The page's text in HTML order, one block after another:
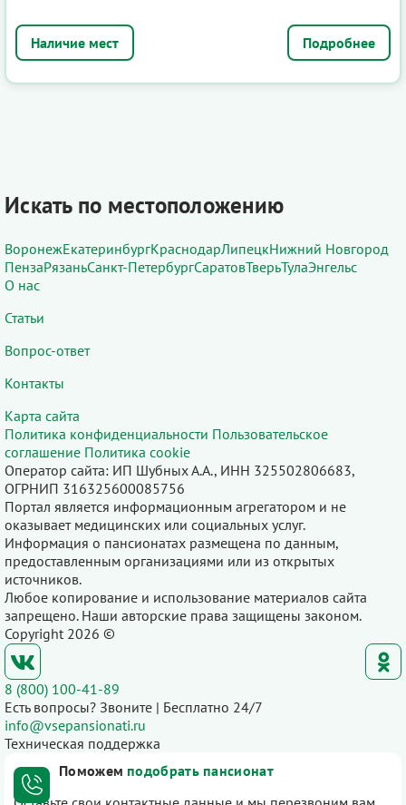
Подробнее
Искать по местоположению
ВоронежЕкатеринбургКраснодарЛипецкНижний Новгород
ПензаРязаньСанкт-ПетербургСаратовТверьТулаЭнгельс
О нас
Статьи
Вопрос-ответ
Контакты
Карта сайта
Политика конфиденциальности Пользовательское
соглашение Политика cookie
Оператор сайта: ИП Шубных А.А., ИНН 325502806683,
ОГРНИП 316325600085756
Портал является информационным агрегатором и не
оказывает медицинских или социальных услуг.
Информация о пансионатах размещена по данным,
предоставленным организациями или из открытых
источников.
Любое копирование и использование материалов сайта
запрещено. Наши авторские права защищены законом.
Copyright 2026 ©
8 (800) 100-41-89
Есть вопросы? Звоните | Бесплатно 24/7
info@vsepansionati.ru
Техническая поддержка
Поможем подобрать пансионат